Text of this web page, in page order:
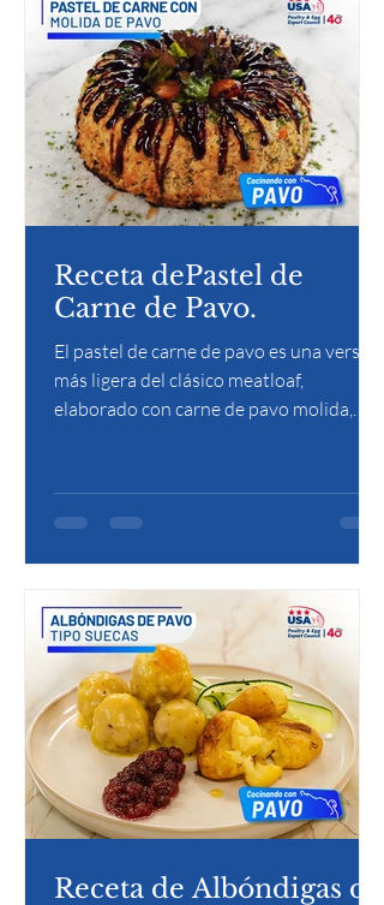
Receta dePastel de
Carne de Pavo.
El pastel de carne de pavo es una versión
más ligera del clásico meatloaf,
elaborado con carne de pavo molida,
servirse con puré de papa o vegetales,
siendo una opción reconfortante y
Receta de Albóndigas de